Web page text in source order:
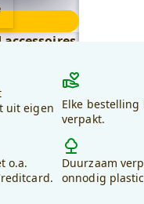
accessoires
(Binnenkort)
uit eigen
Elke
verpakt.
o.a.
Duurzaam
onnodig